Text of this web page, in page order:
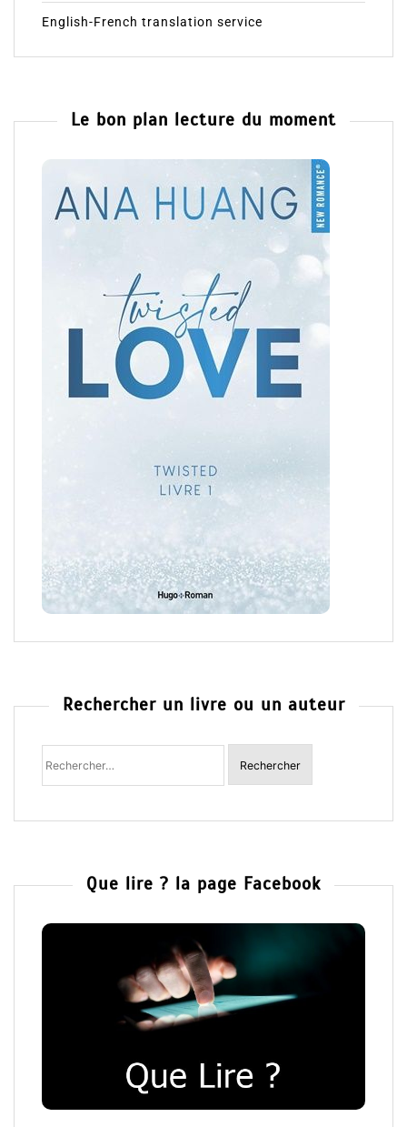
English-French translation service
Le bon plan lecture du moment
Rechercher un livre ou un auteur
Rechercher
Que lire ? la page Facebook